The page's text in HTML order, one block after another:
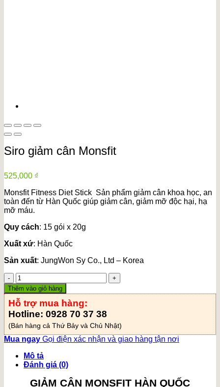
Siro giảm cân Monsfit
525,000 ₫
Monsfit Fitness Diet Stick Sản phẩm giảm cân khoa học, an
toàn đến từ Hàn Quốc giúp giảm cân, giảm mỡ độc hại, hạ
mỡ máu.
Quy cách: 15 gói x 20g
Xuất xứ: Hàn Quốc
Sản xuất: JungWon Sy Co., Ltd – Korea
Siro
giảm
cân
Monsfit
số
Thêm vào giỏ hàng
Hỗ trợ mua hàng:
Hotline: 0928 70 37 38
(Bán hàng cả Thứ Bảy và Chủ Nhật)
Mua ngay Gọi điện xác nhận và giao hàng tận nơi
Mô tả
Đánh giá (0)
GIẢM CÂN MONSFIT HÀN QUỐC